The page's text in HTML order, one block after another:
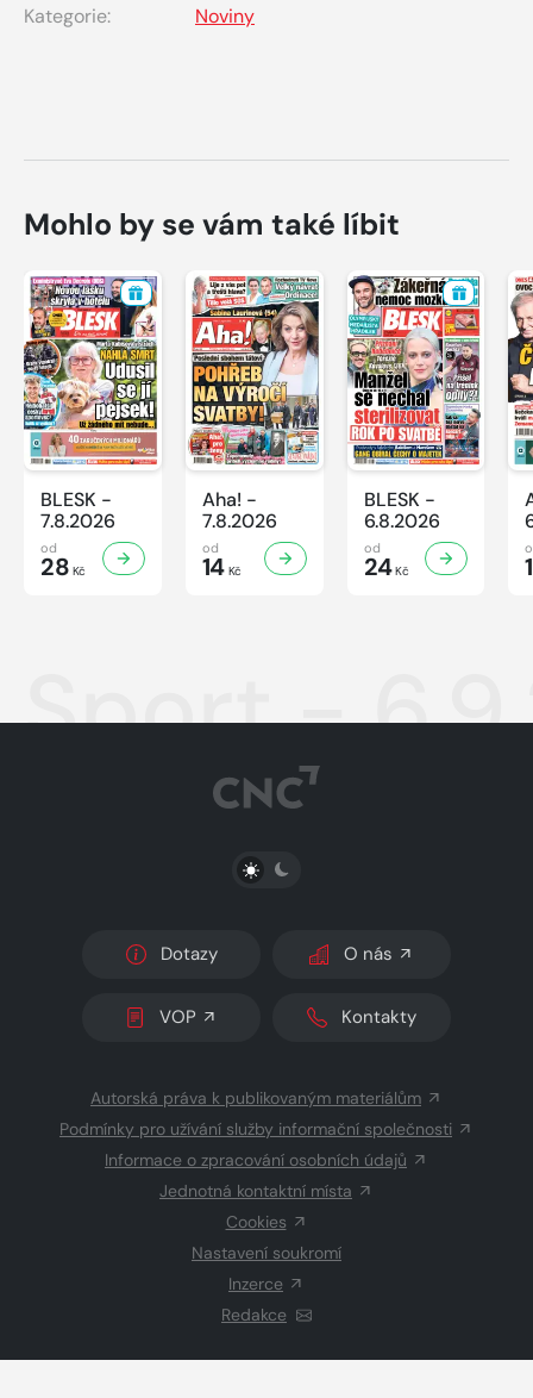
Kategorie:
Noviny
Mohlo by se vám také líbit
BLESK -
7.8.2026
od
28 Kč
Aha! -
7.8.2026
od
14Kč
BLESK -
6.8.2026
od
24Kč
Sport -
PŘEPNOUT SVĚTLÝ/TMAVÝ REŽIM
Dotazy O nás
VOP Kontakty
Autorská práva k publikovaným materiálům
Podmínky pro užívání služby informační společnosti
Informace o zpracování osobních údajů
Jednotná kontaktní místa
Cookies
Nastavení soukromí
Inzerce
Redakce